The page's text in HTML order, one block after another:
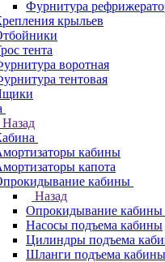
Фурнитура
крыльев
тента
воротная
тентовая
Назад
кабины
капота
кабины
Назад
Опрокидывание кабины
Насосы подъема кабины
Цилиндры подъема
Шланги подъема кабины